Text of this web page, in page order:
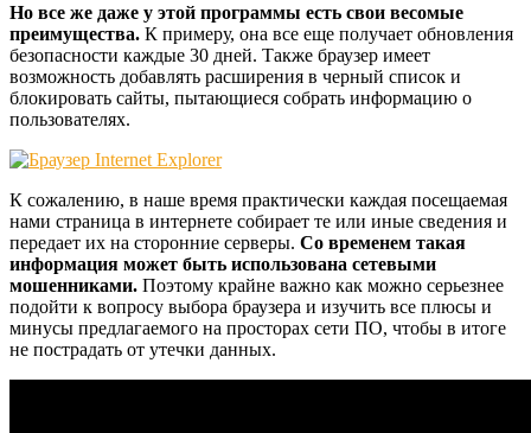
Но все же даже у этой программы есть свои весомые
преимущества. К примеру, она все еще получает обновления
безопасности каждые 30 дней. Также браузер имеет
возможность добавлять расширения в черный список и
блокировать сайты, пытающиеся собрать информацию о
пользователях.
К сожалению, в наше время практически каждая посещаемая
нами страница в интернете собирает те или иные сведения и
передает их на сторонние серверы. Со временем такая
информация может быть использована сетевыми
мошенниками. Поэтому крайне важно как можно серьезнее
подойти к вопросу выбора браузера и изучить все плюсы и
минусы предлагаемого на просторах сети ПО, чтобы в итоге
не пострадать от утечки данных.